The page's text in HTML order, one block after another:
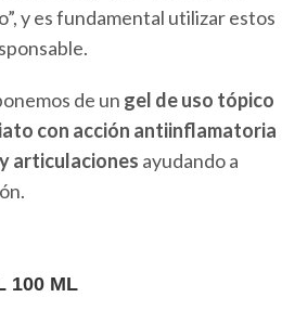
y es fundamental utilizar estos
de un gel de uso tópico
con acción antiinflamatoria
articulaciones ayudando a
100 ML